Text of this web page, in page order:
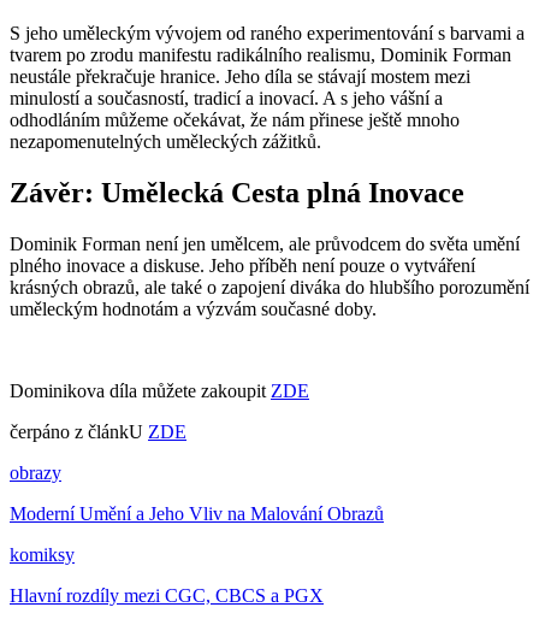
S jeho uměleckým vývojem od raného experimentování s barvami a
tvarem po zrodu manifestu radikálního realismu, Dominik Forman
neustále překračuje hranice. Jeho díla se stávají mostem mezi
minulostí a současností, tradicí a inovací. A s jeho vášní a
odhodláním můžeme očekávat, že nám přinese ještě mnoho
nezapomenutelných uměleckých zážitků.
Závěr: Umělecká Cesta plná Inovace
Dominik Forman není jen umělcem, ale průvodcem do světa umění
plného inovace a diskuse. Jeho příběh není pouze o vytváření
krásných obrazů, ale také o zapojení diváka do hlubšího porozumění
uměleckým hodnotám a výzvám současné doby.
Dominikova díla můžete zakoupit ZDE
čerpáno z článkU ZDE
obrazy
Moderní Umění a Jeho Vliv na Malování Obrazů
komiksy
Hlavní rozdíly mezi CGC, CBCS a PGX